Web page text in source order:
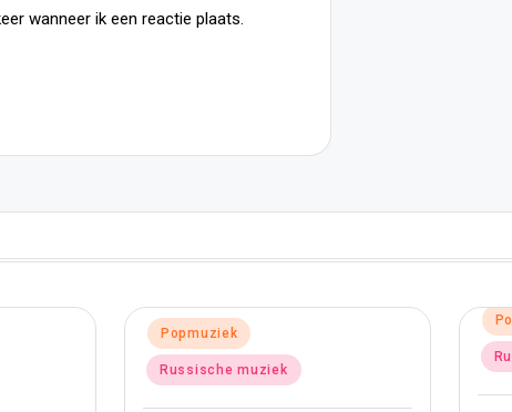
wanneer ik een reactie plaats.
Geplaatst
in
Popmuziek
Russische muziek